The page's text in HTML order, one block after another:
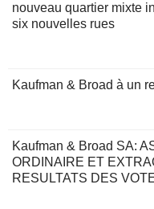
nouveau quartier mixte
six nouvelles rues
Kaufman & Broad à un
Kaufman & Broad SA:
ORDINAIRE ET
RESULTATS DES